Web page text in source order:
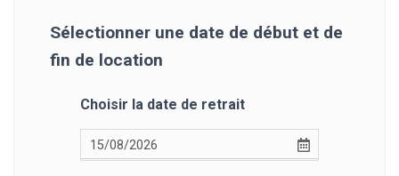
Sélectionner une date de début et de
fin de location
Choisir la date de retrait